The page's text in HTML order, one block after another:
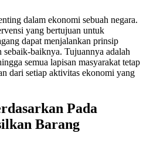
dalam ekonomi sebuah negara.
yang bertujuan untuk
dapat menjalankan prinsip
baiknya. Tujuannya adalah
semua lapisan masyarakat tetap
dari setiap aktivitas ekonomi yang
Pada
Barang